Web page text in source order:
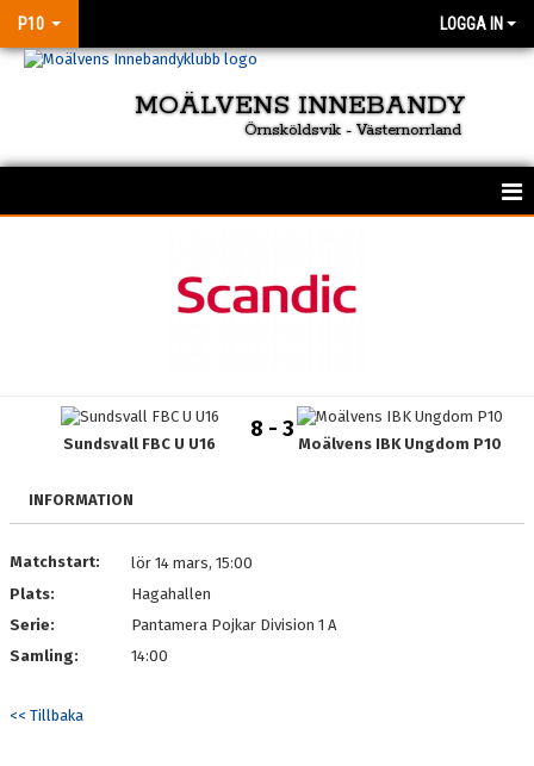
P10 LOGGA IN
MOÄLVENS INNEBANDY
Örnsköldsvik - Västernorrland
TRUPPEN
BILDGALLERI
KONTAKT
SPONSORHUSET P10
Sundsvall FBC U U16
8 - 3
Moälvens IBK Ungdom P10
INFORMATION
Matchstart:
lör 14 mars, 15:00
Plats:
Hagahallen
Serie:
Pantamera Pojkar Division 1 A
Samling:
14:00
<< Tillbaka